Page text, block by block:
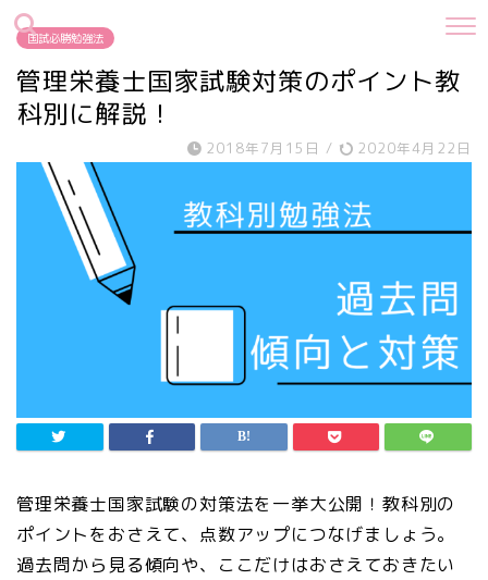
国試必勝勉強法
管理栄養士国家試験対策のポイント教
科別に解説！
2018年7月15日 / 2020年4月22日
管理栄養士国家試験の対策法を一挙大公開！教科別の
ポイントをおさえて、点数アップにつなげましょう。
過去問から見る傾向や、ここだけはおさえておきたい